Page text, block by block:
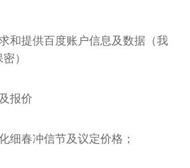
和提供百度账户信息及数据（我
）
报价
细春冲信节及议定价格；